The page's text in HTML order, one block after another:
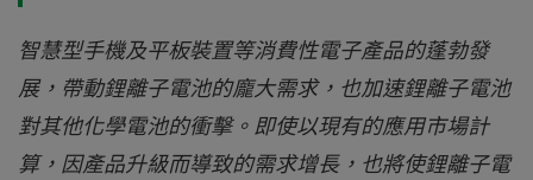
智慧型手機及平板裝置等消費性電子產品的蓬勃發
展，帶動鋰離子電池的龐大需求，也加速鋰離子電池
對其他化學電池的衝擊。即使以現有的應用市場計
算，因產品升級而導致的需求增長，也將使鋰離子電